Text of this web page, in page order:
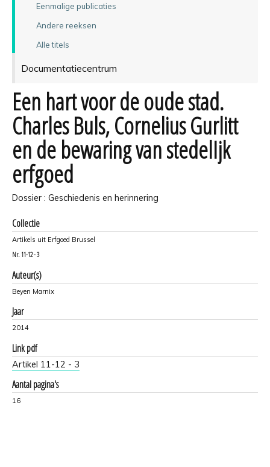
Eenmalige publicaties
Andere reeksen
Alle titels
Documentatiecentrum
Een hart voor de oude stad.
Charles Buls, Cornelius Gurlitt
en de bewaring van stedelIjk
erfgoed
Dossier : Geschiedenis en herinnering
Collectie
Artikels uit Erfgoed Brussel
Nr. 11-12 - 3
Auteur(s)
Beyen Marnix
Jaar
2014
Link pdf
Artikel 11-12 - 3
Aantal pagina's
16